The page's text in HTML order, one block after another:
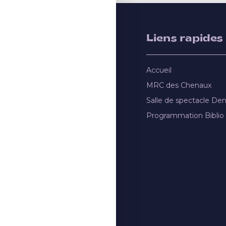
Liens rapides
Accueil
MRC des Chenaux
Salle de spectacle
Programmation Biblio